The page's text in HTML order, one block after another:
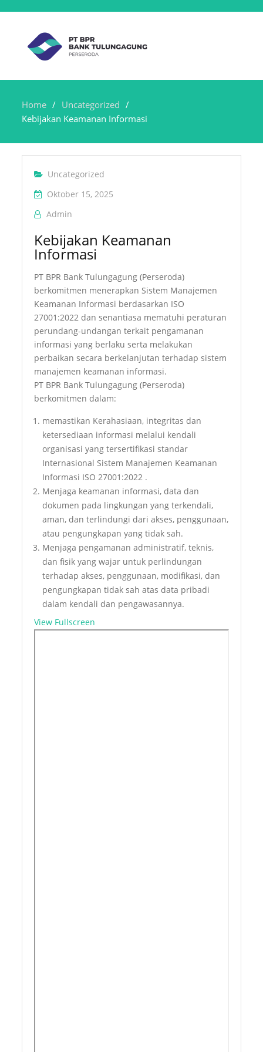
Home
Uncategorized
Kebijakan Keamanan Informasi
Uncategorized
Oktober 15, 2025
Admin
Kebijakan Keamanan
Informasi
PT BPR Bank Tulungagung (Perseroda)
berkomitmen menerapkan Sistem Manajemen
Keamanan Informasi berdasarkan ISO
27001:2022 dan senantiasa mematuhi peraturan
perundang-undangan terkait pengamanan
informasi yang berlaku serta melakukan
perbaikan secara berkelanjutan terhadap sistem
manajemen keamanan informasi.
PT BPR Bank Tulungagung (Perseroda)
berkomitmen dalam:
memastikan Kerahasiaan, integritas dan
ketersediaan informasi melalui kendali
organisasi yang tersertifikasi standar
Internasional Sistem Manajemen Keamanan
Informasi ISO 27001:2022 .
Menjaga keamanan informasi, data dan
dokumen pada lingkungan yang terkendali,
aman, dan terlindungi dari akses, penggunaan,
atau pengungkapan yang tidak sah.
Menjaga pengamanan administratif, teknis,
dan fisik yang wajar untuk perlindungan
terhadap akses, penggunaan, modifikasi, dan
pengungkapan tidak sah atas data pribadi
dalam kendali dan pengawasannya.
View Fullscreen